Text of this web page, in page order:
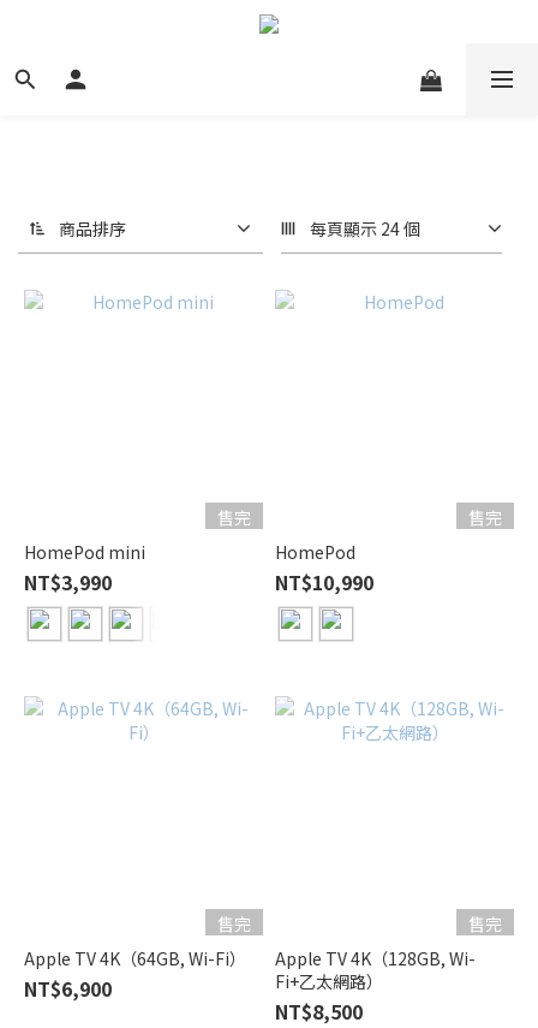
商品排序 每頁顯示 24 個
售完
HomePod mini
NT$3,990
售完
HomePod
NT$10,990
售完
Apple TV 4K（64GB, Wi-Fi）
NT$6,900
售完
Apple TV 4K（128GB, Wi-
Fi+乙太網路）
NT$8,500